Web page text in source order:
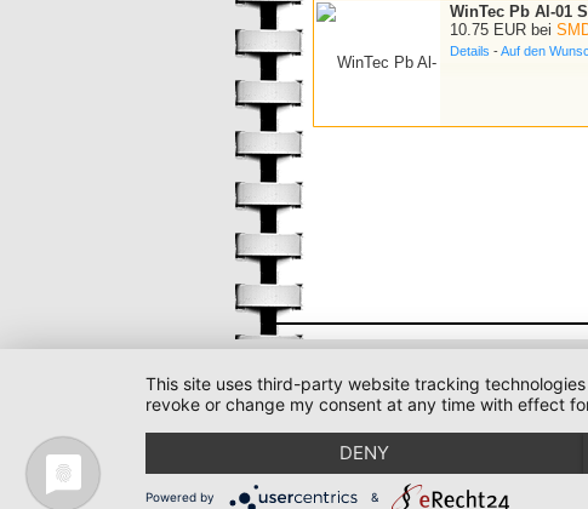
WinTec Pb Al-01
10.75 EUR bei
Details -Auf den
This site uses third-party website tracking
revoke or change my consent at any time with effect
DENY
Powered by &